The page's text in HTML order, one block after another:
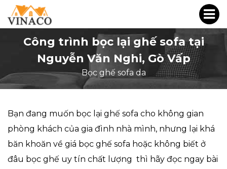
Công trình bọc lại ghế sofa tại
Nguyễn Văn Nghi, Gò Vấp
Bọc ghế sofa da
Bạn đang muốn bọc lại ghế sofa cho không gian
phòng khách của gia đình nhà mình, nhưng lại khá
băn khoăn về giá bọc ghế sofa hoặc không biết ở
đâu bọc ghế uy tín chất lượng thì hãy đọc ngay bài